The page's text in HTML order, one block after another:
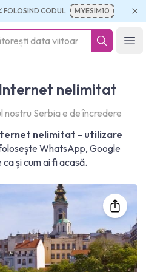
FOLOSIND CODUL MYESIM10
nelimitat
nostru Serbia e de încredere
nelimitat - utilizare
WhatsApp, Google
și cum ai fi acasă.